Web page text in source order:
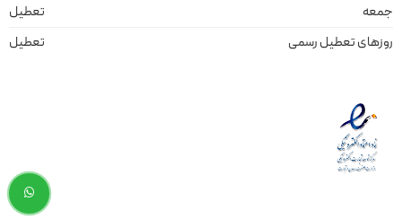
جمعه
تعطیل
روزهای تعطیل رسمی
تعطیل